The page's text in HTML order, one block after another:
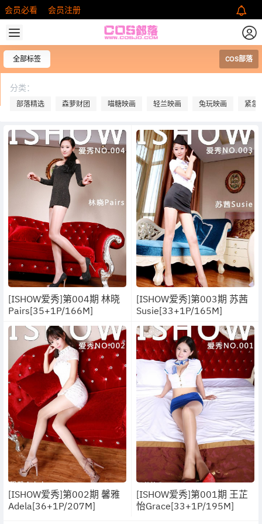
会员必看 会员注册
全部标签 COS部落
分类：
部落精选 森萝财团 喵糖映画 轻兰映画 兔玩映画 紧急
[ISHOW爱秀]第004期 林晓
Pairs[35+1P/166M]
[ISHOW爱秀]第003期 苏茜
Susie[33+1P/165M]
[ISHOW爱秀]第002期 馨雅
Adela[36+1P/207M]
[ISHOW爱秀]第001期 王芷
怡Grace[33+1P/195M]